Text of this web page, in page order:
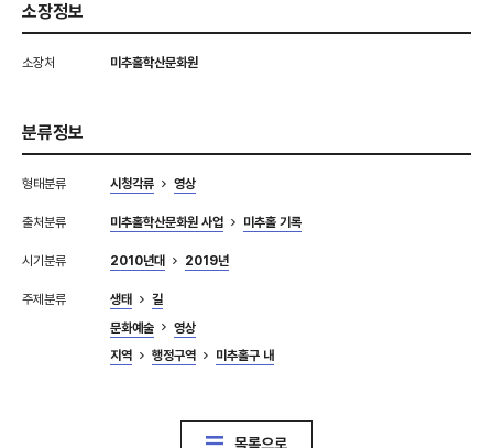
소장정보
소장처 미추홀학산문화원
분류정보
형태분류 시청각류 영상
출처분류 미추홀학산문화원 사업 미추홀 기록
시기분류 2010년대 2019년
주제분류 생태
길
문화예술
영상
지역
행정구역 미추홀구 내
목록으로